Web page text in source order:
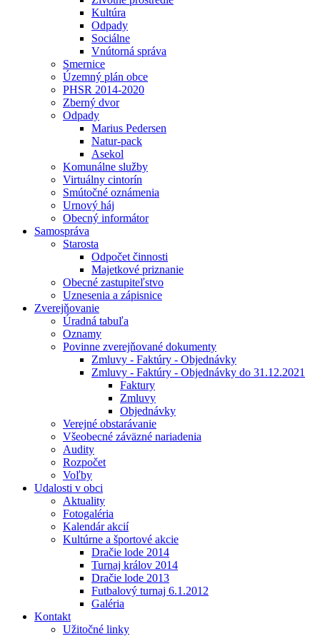
Kultúra
Odpady
Sociálne
Vnútorná správa
Smernice
Územný plán obce
PHSR 2014-2020
Zberný dvor
Odpady
Marius Pedersen
Natur-pack
Asekol
Komunálne služby
Virtuálny cintorín
Smútočné oznámenia
Urnový háj
Obecný informátor
Samospráva
Starosta
Odpočet činnosti
Majetkové priznanie
Obecné zastupiteľstvo
Uznesenia a zápisnice
Zverejňovanie
Úradná tabuľa
Oznamy
Povinne zverejňované dokumenty
Zmluvy - Faktúry - Objednávky
Zmluvy - Faktúry - Objednávky do 31.12.2021
Faktury
Zmluvy
Objednávky
Verejné obstarávanie
Všeobecné záväzné nariadenia
Audity
Rozpočet
Voľby
Udalosti v obci
Aktuality
Fotogaléria
Kalendár akcií
Kultúrne a športové akcie
Dračie lode 2014
Turnaj králov 2014
Dračie lode 2013
Futbalový turnaj 6.1.2012
Galéria
Kontakt
Užitočné linky